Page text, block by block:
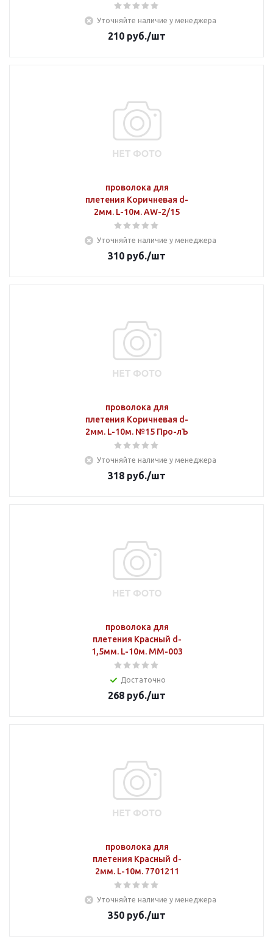
Уточняйте наличие у менеджера
210 руб./шт
проволока для
плетения Коричневая d-
2мм. L-10м. AW-2/15
Уточняйте наличие у менеджера
310 руб./шт
проволока для
плетения Коричневая d-
2мм. L-10м. №15 Про-лЪ
Уточняйте наличие у менеджера
318 руб./шт
проволока для
плетения Красный d-
1,5мм. L-10м. MM-003
Достаточно
268 руб./шт
проволока для
плетения Красный d-
2мм. L-10м. 7701211
Уточняйте наличие у менеджера
350 руб./шт